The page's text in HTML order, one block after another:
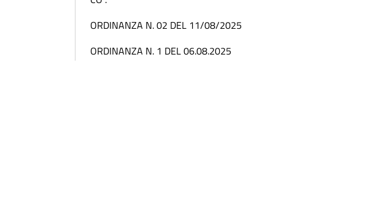
ORDINANZA N. 02 DEL 11/08/2025
ORDINANZA N. 1 DEL 06.08.2025